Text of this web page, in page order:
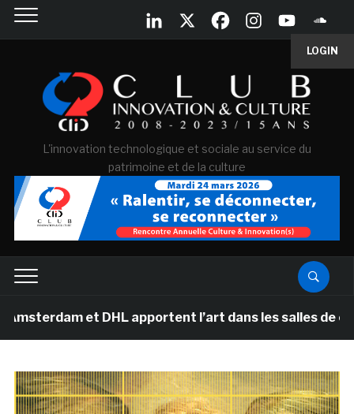
LOGIN
L'innovation technologique et sociale au service du
patrimoine et de la culture
et DHL apportent l’art dans les salles de classe